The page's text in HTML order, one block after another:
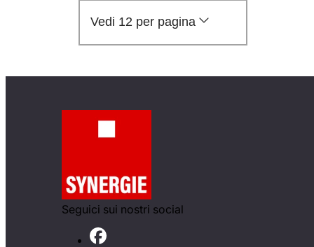
Vedi 12 per pagina
Seguici sui nostri social